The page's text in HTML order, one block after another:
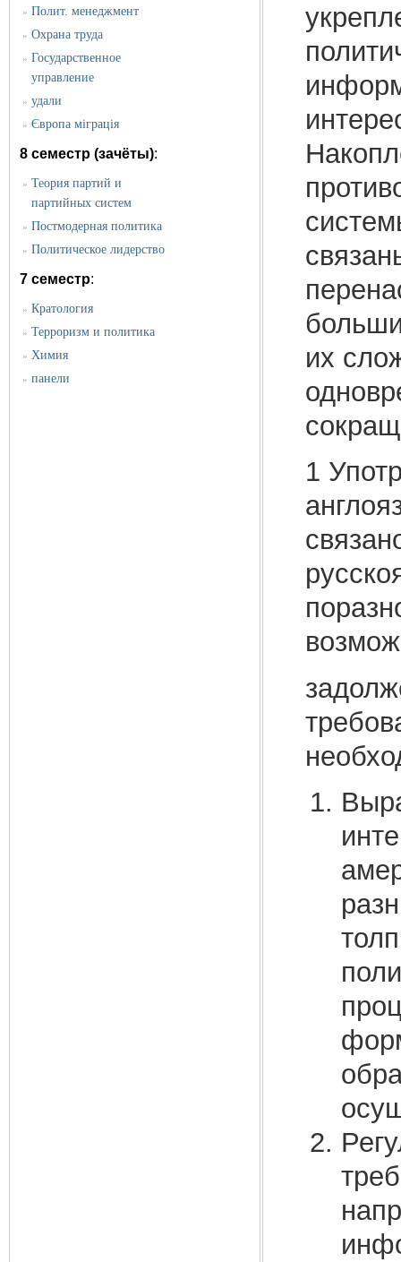
» Полит. менеджмент
» Охрана труда
» Государственное
управление
» удали
» Європа міграція
8 семестр (зачёты):
» Теория партий и
партийных систем
» Постмодерная политика
» Политическое лидерство
7 семестр:
» Кратология
» Терроризм и политика
» Химия
» панели
их
1